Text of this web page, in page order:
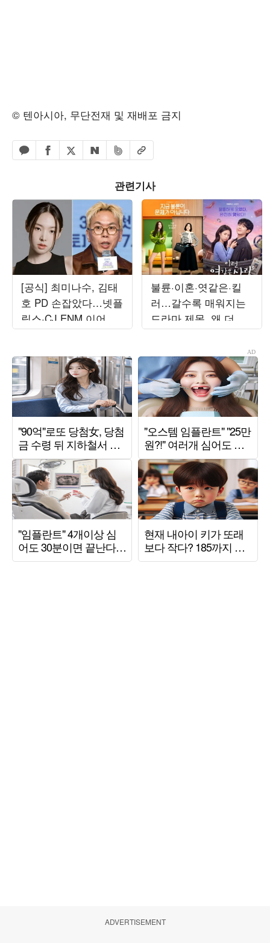
© 텐아시아, 무단전재 및 재배포 금지
카카오톡 공유하기
페이스북 공유하기
엑스 공유하기
네이버 공유하기
밴드 공유하기
URL복사
관련기사
[공식] 최미나수, 김태
호 PD 손잡았다…넷플
릭스·CJ ENM 이어 새
예능 MC 발탁 ('사사로
불륜·이혼·엿같은·킬
러…갈수록 매워지는
드라마 제목, 왜 더 과
감해졌나 [TEN스타필
ADVERTISEMENT